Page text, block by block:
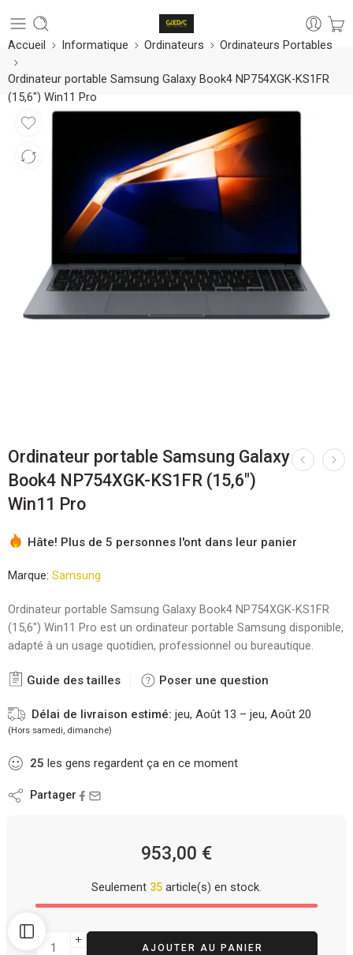
Accueil Informatique Ordinateurs Ordinateurs Portables
Ordinateur portable Samsung Galaxy Book4 NP754XGK-KS1FR
(15,6″) Win11 Pro
Ordinateur portable Samsung Galaxy
Book4 NP754XGK-KS1FR (15,6″)
Win11 Pro
Hâte! Plus de 5 personnes l'ont dans leur panier
Marque: Samsung
Ordinateur portable Samsung Galaxy Book4 NP754XGK-KS1FR
(15,6″) Win11 Pro est un ordinateur portable Samsung disponible,
adapté à un usage quotidien, professionnel ou bureautique.
Guide des tailles Poser une question
Délai de livraison estimé: jeu, Août 13 – jeu, Août 20
(Hors samedi, dimanche)
25 les gens regardent ça en ce moment
Partager
953,00 €
Seulement 35 article(s) en stock.
AJOUTER AU PANIER